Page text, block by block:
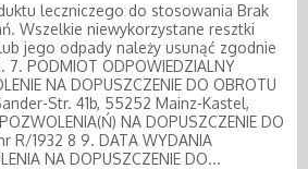
leczniczego do stosowania Brak
Wszelkie niewykorzystane resztki
jego odpady należy usunąć zgodnie
PODMIOT ODPOWIEDZIALNY
NA DOPUSZCZENIE DO OBROTU
Str. 41b, 55252 Mainz-Kastel,
NA DOPUSZCZENIE DO
R/1932 8 9. DATA WYDANIA
NA DOPUSZCZENIE DO...